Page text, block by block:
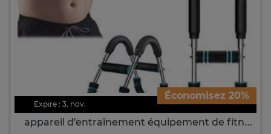
Expire : 3. nov.
Économisez 20%
appareil d'entraînement équipement de fitness